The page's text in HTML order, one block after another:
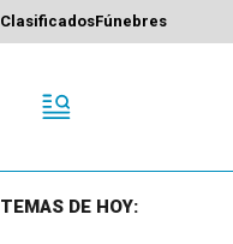
ClasificadosFúnebres
TEMAS DE HOY: